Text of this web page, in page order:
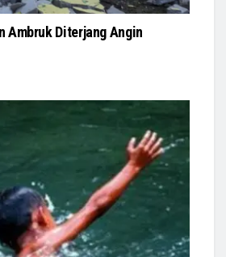
Ambruk Diterjang Angin